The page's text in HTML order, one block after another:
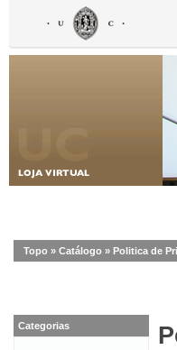
Topo » Catálogo » Politica de
Categorias